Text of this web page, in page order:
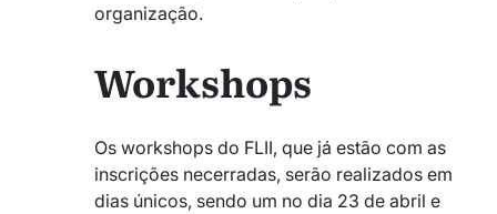
organização.
Workshops
Os workshops do FLII, que já estão com as
inscrições necerradas, serão realizados em
dias únicos, sendo um no dia 23 de abril e